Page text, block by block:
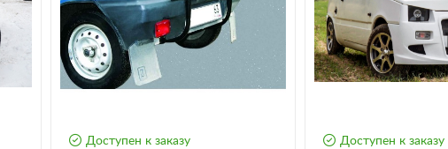
Доступен к заказу Доступен к заказу